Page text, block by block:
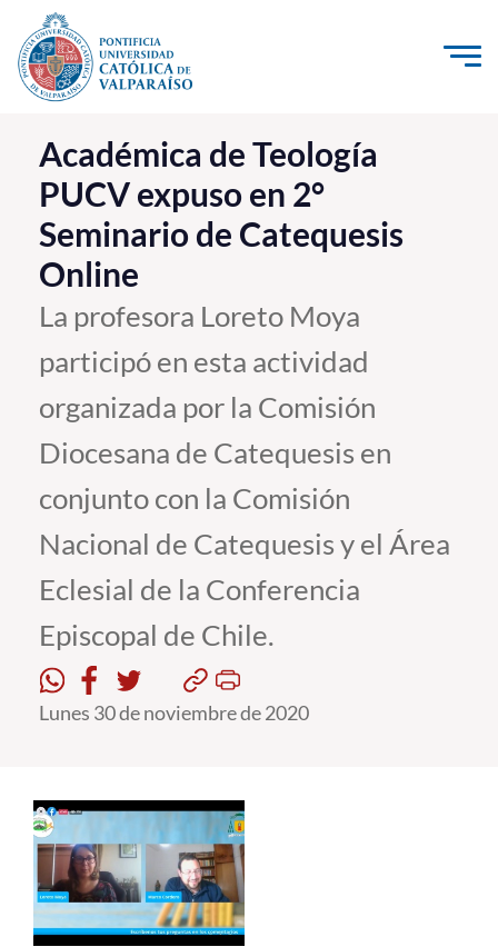
Click acá para ir directamente al contenido
La Universidad
Investigación, Creación e Innovación
PUCV Internacional
Vinculación con el Medio
Admisión
Postgrado
Formación Continua
Estudiantes
Académicos
Funcionarios
Alumni
Académica de Teología
PUCV expuso en 2°
Seminario de Catequesis
Online
La profesora Loreto Moya
participó en esta actividad
organizada por la Comisión
Diocesana de Catequesis en
conjunto con la Comisión
Nacional de Catequesis y el Área
Eclesial de la Conferencia
Episcopal de Chile.
Lunes 30 de noviembre de 2020